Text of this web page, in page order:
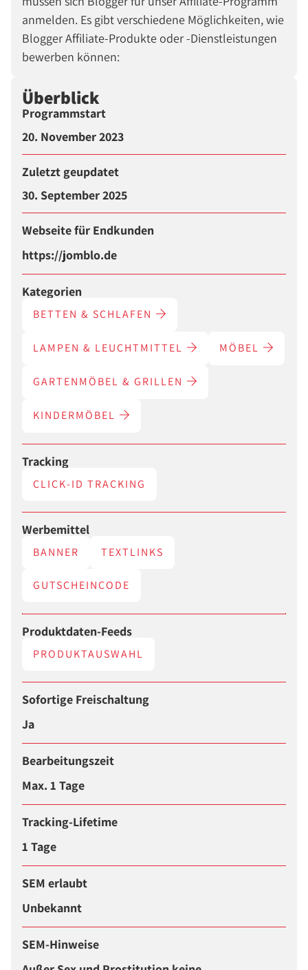
anmelden. Es gibt verschiedene Möglichkeiten, wie
Blogger Affiliate-Produkte oder -Dienstleistungen
bewerben können:
Überblick
Programmstart
20. November 2023
Zuletzt geupdatet
30. September 2025
Webseite für Endkunden
https://jomblo.de
Kategorien
BETTEN & SCHLAFEN
LAMPEN & LEUCHTMITTEL MÖBEL
GARTENMÖBEL & GRILLEN
KINDERMÖBEL
Tracking
CLICK-ID TRACKING
Werbemittel
BANNER TEXTLINKS
GUTSCHEINCODE
Produktdaten-Feeds
PRODUKTAUSWAHL
Sofortige Freischaltung
Ja
Bearbeitungszeit
Max. 1 Tage
Tracking-Lifetime
1 Tage
SEM erlaubt
Unbekannt
SEM-Hinweise